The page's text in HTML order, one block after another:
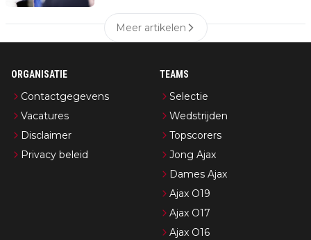
Meer artikelen
ORGANISATIE
Contactgegevens
Vacatures
Disclaimer
Privacy beleid
TEAMS
Selectie
Wedstrijden
Topscorers
Jong Ajax
Dames Ajax
Ajax O19
Ajax O17
Ajax O16